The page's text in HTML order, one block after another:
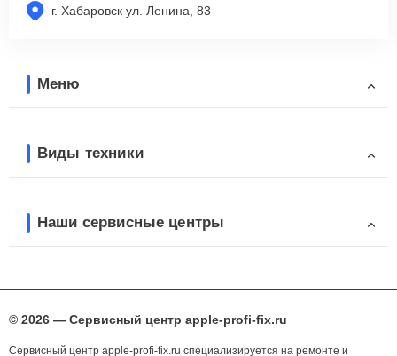
г. Хабаровск ул. Ленина, 83
Меню
Виды техники
Наши сервисные центры
© 2026 — Сервисный центр apple-profi-fix.ru
Сервисный центр apple-profi-fix.ru специализируется на ремонте и